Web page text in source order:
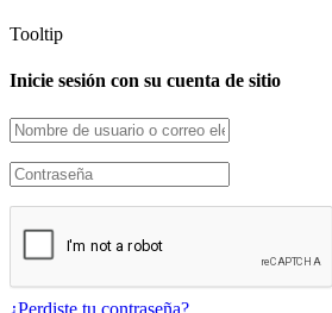
Tooltip
Inicie sesión con su cuenta de sitio
¿Perdiste tu contraseña?